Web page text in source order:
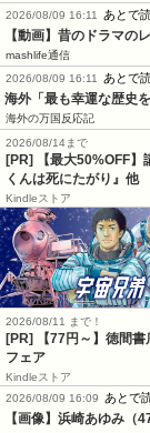
2026/08/09 16:11
あとで
【動画】昔のドラマ
mashlife通信
2026/08/09 16:11
あとで
海外「最も幸運な歴史
海外の万国反応記
2026/08/14まで
[PR] 【最大50%OFF
くんは死にたがり』他
Kindleストア
2026/08/11 まで！
[PR] 【77円～】徳間書
フェア
Kindleストア
2026/08/09 16:09
あとで
【画像】浜崎あゆみ（